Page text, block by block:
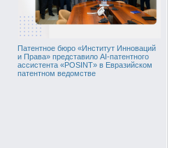
Патентное бюро «Институт Инноваций
и Права» представило AI-патентного
ассистента «POSINT» в Евразийском
патентном ведомстве